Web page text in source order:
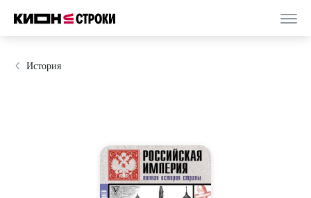
История